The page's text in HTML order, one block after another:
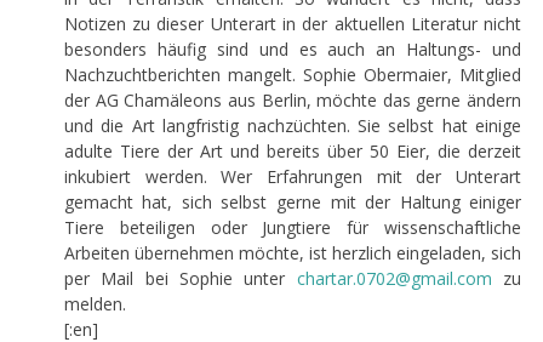
Notizen zu dieser Unterart in der aktuellen Literatur nicht
besonders häufig sind und es auch an Haltungs- und
Nachzuchtberichten mangelt. Sophie Obermaier, Mitglied
der AG Chamäleons aus Berlin, möchte das gerne ändern
und die Art langfristig nachzüchten. Sie selbst hat einige
adulte Tiere der Art und bereits über 50 Eier, die derzeit
inkubiert werden. Wer Erfahrungen mit der Unterart
gemacht hat, sich selbst gerne mit der Haltung einiger
Tiere beteiligen oder Jungtiere für wissenschaftliche
Arbeiten übernehmen möchte, ist herzlich eingeladen, sich
per Mail bei Sophie unter chartar.0702@gmail.com zu
melden.
[:en]